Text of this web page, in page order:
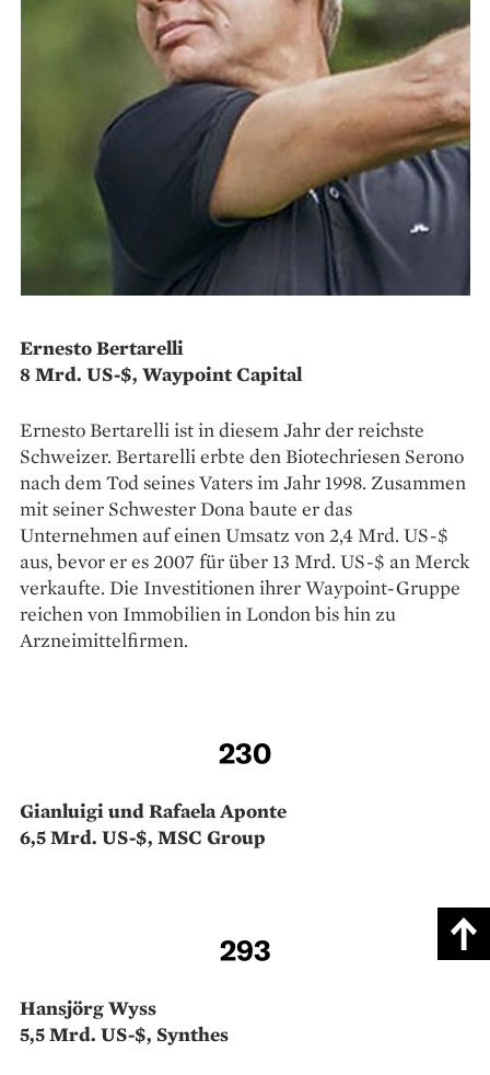
Ernesto Bertarelli
8 Mrd. US-$, Waypoint Capital
Ernesto Bertarelli ist in diesem Jahr der reichste
Schweizer. Bertarelli erbte den Biotechriesen Serono
nach dem Tod seines Vaters im Jahr 1998. Zusammen
mit seiner Schwester Dona baute er das
Unternehmen auf einen Umsatz von 2,4 Mrd. US-$
aus, bevor er es 2007 für über 13 Mrd. US-$ an Merck
verkaufte. Die Investitionen ihrer Waypoint-Gruppe
reichen von Immobilien in London bis hin zu
Arzneimittelfirmen.
230
Gianluigi und Rafaela Aponte
6,5 Mrd. US-$, MSC Group
293
Hansjörg Wyss
5,5 Mrd. US-$, Synthes